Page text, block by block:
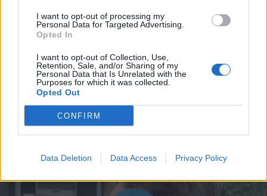
I want to opt-out of processing my
Personal Data for Targeted Advertising.
Opted In
I want to opt-out of Collection, Use,
Retention, Sale, and/or Sharing of my
Personal Data that Is Unrelated with the
Purposes for which it was collected.
Opted Out
CONFIRM
Data Deletion Data Access Privacy Policy